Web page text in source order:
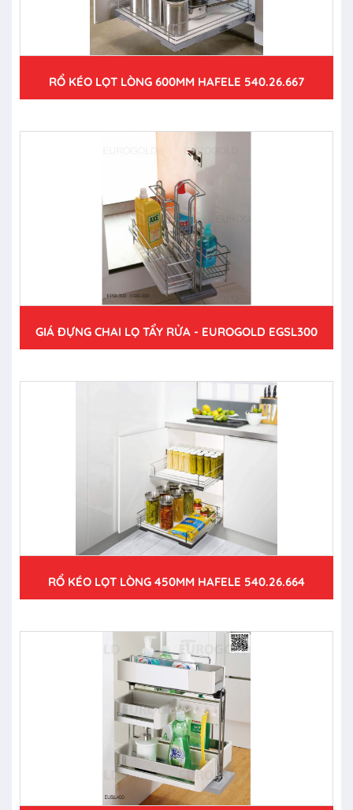
RỔ KÉO LỌT LÒNG 600MM HAFELE 540.26.667
GIÁ ĐỰNG CHAI LỌ TẨY RỬA - EUROGOLD EGSL300
RỔ KÉO LỌT LÒNG 450MM HAFELE 540.26.664